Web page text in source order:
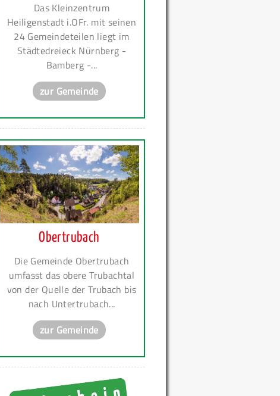
Das Kleinzentrum
Heiligenstadt i.OFr. mit seinen
24 Gemeindeteilen liegt im
Städtedreieck Nürnberg -
Bamberg -...
zur Gemeinde
Obertrubach
Die Gemeinde Obertrubach
umfasst das obere Trubachtal
von der Quelle der Trubach bis
nach Untertrubach...
zur Gemeinde